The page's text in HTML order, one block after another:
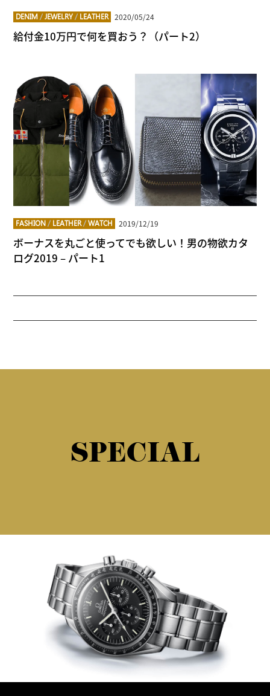
DENIM /JEWELRY / LEATHER 2020/05/24
給付金10万円で何を買おう？（パート2）
FASHION / LEATHER/WATCH 2019/12/19
ボーナスを丸ごと使ってでも欲しい！男の物欲カタ
ログ2019 – パート1
SPECIAL